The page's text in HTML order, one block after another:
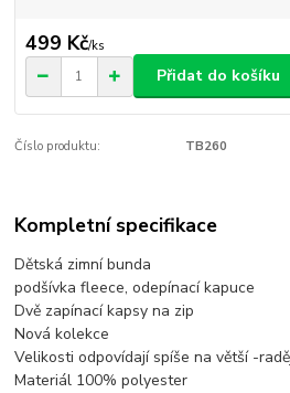
499 Kč/ks
Přidat do košíku
Číslo produktu: TB260
Kompletní specifikace
Dětská zimní bunda
podšívka fleece, odepínací kapuce
Dvě zapínací kapsy na zip
Nová kolekce
Velikosti odpovídají spíše na větší -
Materiál 100% polyester